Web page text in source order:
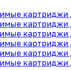
картриджи
картриджи
картриджи
картриджи
картриджи
картриджи